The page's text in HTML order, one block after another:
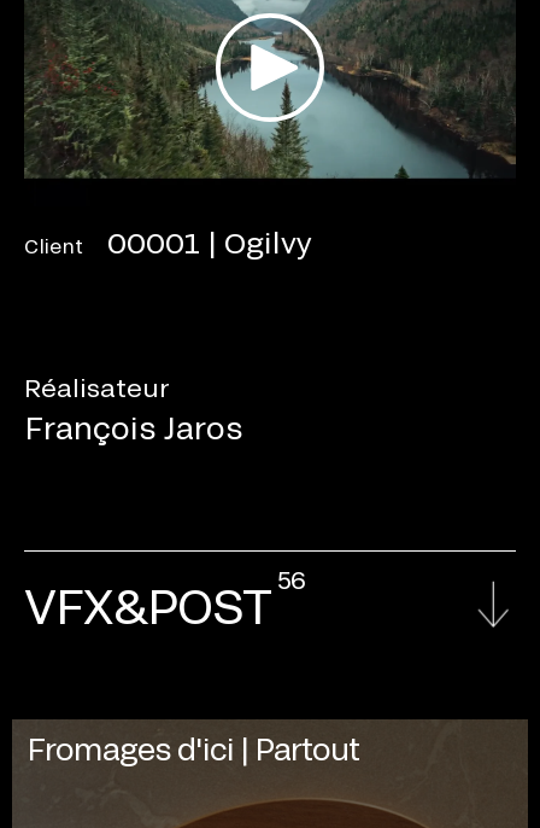
Client 00001 | Ogilvy
Réalisateur
François Jaros
VFX&POST 56
Fromages d'ici | Partout